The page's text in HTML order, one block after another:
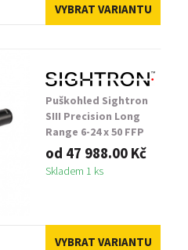
VYBRAT VARIANTU
Puškohled Sightron
SIII Precision Long
Range 6-24 x 50 FFP
od 47 988.00 Kč
Skladem 1 ks
VYBRAT VARIANTU